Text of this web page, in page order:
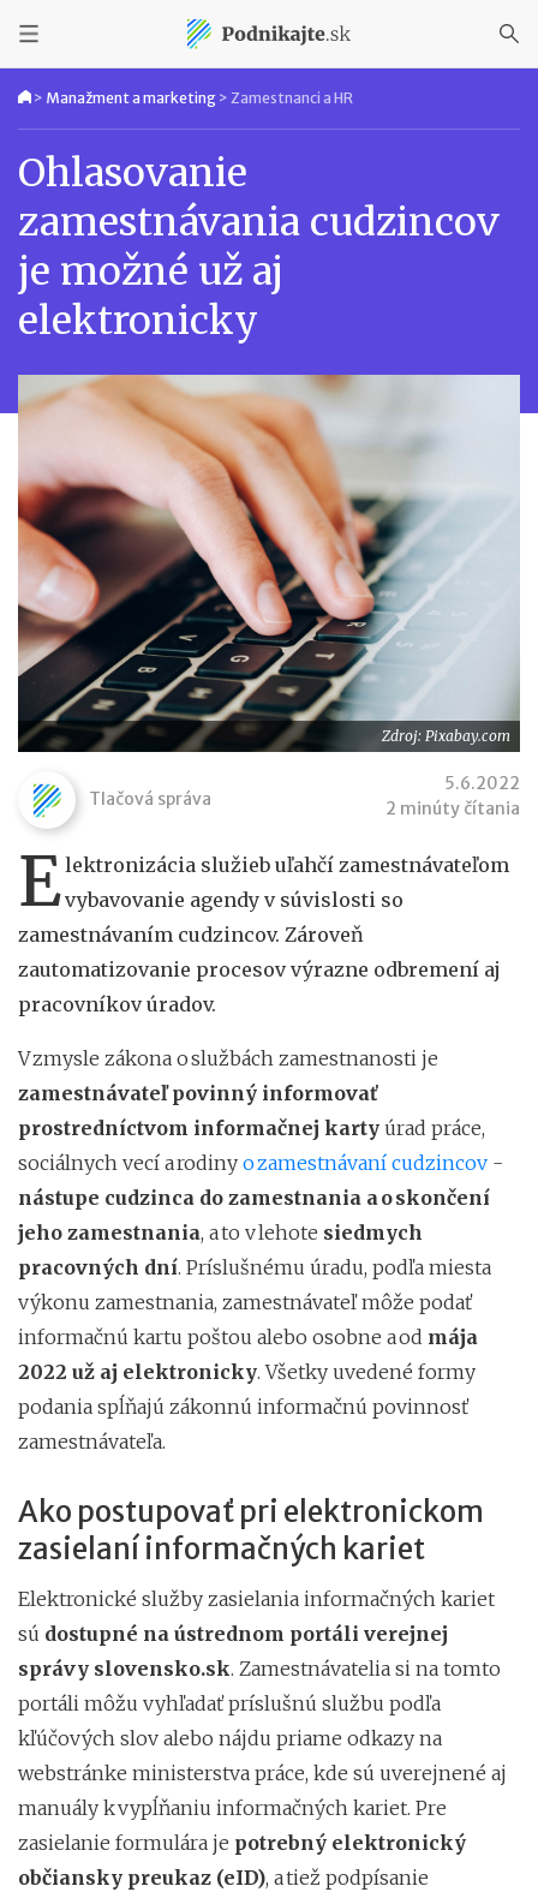
> Manažment a marketing > Zamestnanci a HR
Ohlasovanie
zamestnávania cudzincov
je možné už aj
elektronicky
Zdroj: Pixabay.com
Tlačová správa
5.6.2022
2 minúty čítania
Elektronizácia služieb uľahčí zamestnávateľom
vybavovanie agendy v súvislosti so
zamestnávaním cudzincov. Zároveň
zautomatizovanie procesov výrazne odbremení aj
pracovníkov úradov.
V zmysle zákona o službách zamestnanosti je
zamestnávateľ povinný informovať
prostredníctvom informačnej karty úrad práce,
sociálnych vecí a rodiny o zamestnávaní cudzincov -
nástupe cudzinca do zamestnania a o skončení
jeho zamestnania, a to v lehote siedmych
pracovných dní. Príslušnému úradu, podľa miesta
výkonu zamestnania, zamestnávateľ môže podať
informačnú kartu poštou alebo osobne a od mája
2022 už aj elektronicky. Všetky uvedené formy
podania spĺňajú zákonnú informačnú povinnosť
zamestnávateľa.
Ako postupovať pri elektronickom
zasielaní informačných kariet
Elektronické služby zasielania informačných kariet
sú dostupné na ústrednom portáli verejnej
správy slovensko.sk. Zamestnávatelia si na tomto
portáli môžu vyhľadať príslušnú službu podľa
kľúčových slov alebo nájdu priame odkazy na
webstránke ministerstva práce, kde sú uverejnené aj
manuály k vypĺňaniu informačných kariet. Pre
zasielanie formulára je potrebný elektronický
občiansky preukaz (eID), a tiež podpísanie